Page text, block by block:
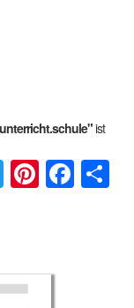
ist
Twitter